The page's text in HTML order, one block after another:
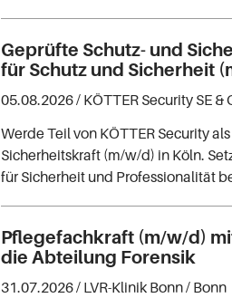
Geprüfte Schutz- und
für Schutz und Sicherheit
05.08.2026 / KÖTTER Security SE &
Werde Teil von KÖTTER Security
Sicherheitskraft (m/w/d) in Köln.
für Sicherheit und Professionalität
Pflegefachkraft (m/w/d)
die Abteilung Forensik
31.07.2026 / LVR-Klinik Bonn/ Bonn